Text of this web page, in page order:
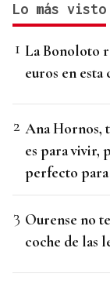
Lo más visto
La Bonoloto
euros en
Ana Hornos,
es para vivir,
perfecto
Ourense no
coche de las